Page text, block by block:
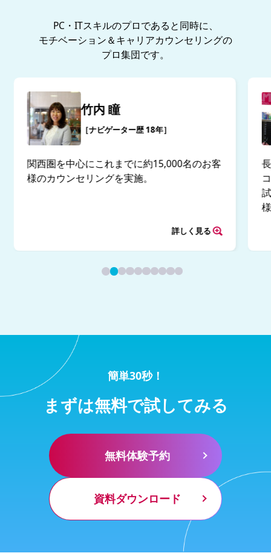
PC・ITスキルのプロであると同時に、
モチベーション＆キャリアカウンセリングの
プロ集団です。
竹内 瞳
［ナビゲーター歴 18年］
関西圏を中心にこれまでに約15,000名のお客
様のカウンセリングを実施。
詳しく見る
簡単30秒！
まずは無料で試してみる
無料体験予約
資料ダウンロード